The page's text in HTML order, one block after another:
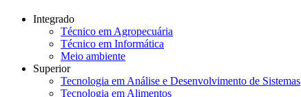
Integrado
Técnico em Agropecuária
Técnico em Informática
Meio ambiente
Superior
Tecnologia em Análise e Desenvolvimento de Sistemas
Tecnologia em Alimentos